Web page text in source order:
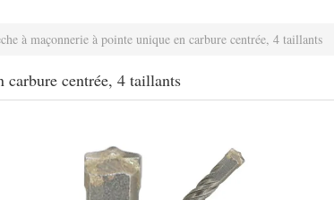
à maçonnerie à pointe unique en carbure centrée, 4 taillants
carbure centrée, 4 taillants